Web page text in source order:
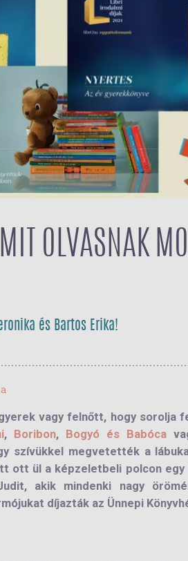
OLVASNAK
és Bartos Erika!
vagy felnőtt, hogy sorolja
, Boribon, Bogyó és Babóca
szívükkel megvetették a
ott ül a képzeletbeli polcon
akik mindenki nagy
díjazták az Ünnepi